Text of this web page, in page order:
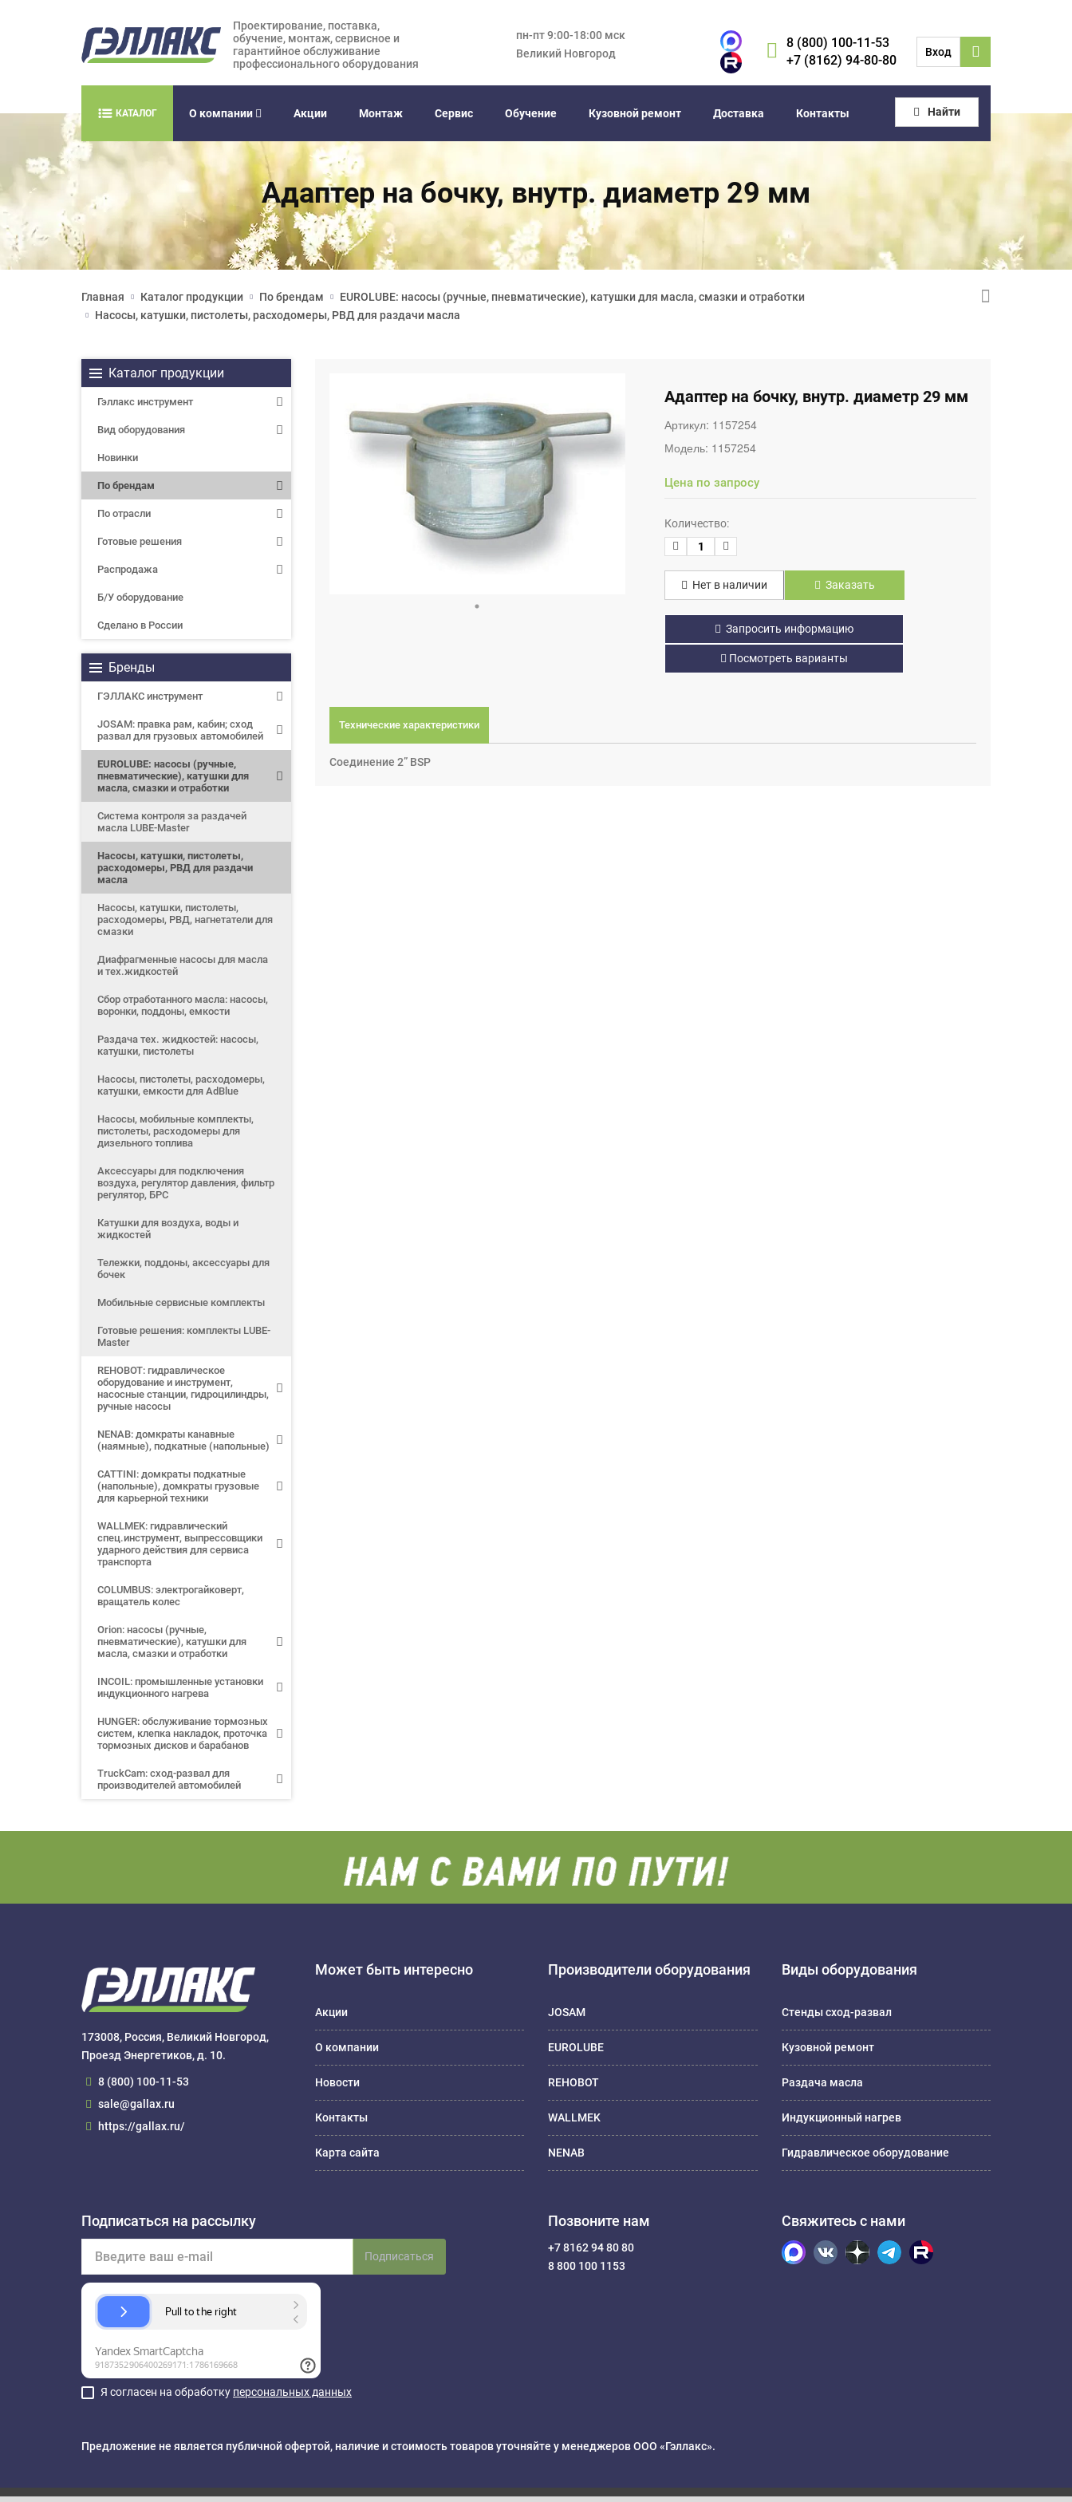
Проектирование, поставка,
обучение, монтаж, сервисное и
гарантийное обслуживание
профессионального оборудования
пн-пт 9:00-18:00 мск
Великий Новгород
8 (800) 100-11-53
+7 (8162) 94-80-80
Вход
КАТАЛОГ О компании Акции Монтаж Сервис Обучение Кузовной ремонт Доставка Контакты Найти
Адаптер на бочку, внутр. диаметр 29 мм
Главная Каталог продукции По брендам
EUROLUBE: насосы (ручные, пневматические), катушки для масла, смазки и отработки
Насосы, катушки, пистолеты, расходомеры, РВД для раздачи масла
Каталог продукции
Гэллакс инструмент
Вид оборудования
Новинки
По брендам
По отрасли
Готовые решения
Распродажа
Б/У оборудование
Сделано в России
Бренды
ГЭЛЛАКС инструмент
JOSAM: правка рам, кабин; сход
развал для грузовых автомобилей
EUROLUBE: насосы (ручные,
пневматические), катушки для
масла, смазки и отработки
Система контроля за раздачей
масла LUBE-Master
Насосы, катушки, пистолеты,
расходомеры, РВД для раздачи
масла
Насосы, катушки, пистолеты,
расходомеры, РВД, нагнетатели для
смазки
Диафрагменные насосы для масла
и тех.жидкостей
Сбор отработанного масла: насосы,
воронки, поддоны, емкости
Раздача тех. жидкостей: насосы,
катушки, пистолеты
Насосы, пистолеты, расходомеры,
катушки, емкости для AdBlue
Насосы, мобильные комплекты,
пистолеты, расходомеры для
дизельного топлива
Аксессуары для подключения
воздуха, регулятор давления, фильтр
регулятор, БРС
Катушки для воздуха, воды и
жидкостей
Тележки, поддоны, аксессуары для
бочек
Мобильные сервисные комплекты
Готовые решения: комплекты LUBE-
Master
REHOBOT: гидравлическое
оборудование и инструмент,
насосные станции, гидроцилиндры,
ручные насосы
NENAB: домкраты канавные
(наямные), подкатные (напольные)
CATTINI: домкраты подкатные
(напольные), домкраты грузовые
для карьерной техники
WALLMEK: гидравлический
спец.инструмент, выпрессовщики
ударного действия для сервиса
транспорта
COLUMBUS: электрогайковерт,
вращатель колес
Orion: насосы (ручные,
пневматические), катушки для
масла, смазки и отработки
INCOIL: промышленные установки
индукционного нагрева
HUNGER: обслуживание тормозных
систем, клепка накладок, проточка
тормозных дисков и барабанов
TruckCam: сход-развал для
производителей автомобилей
Адаптер на бочку, внутр. диаметр 29 мм
Артикул: 1157254
Модель: 1157254
Цена по запросу
Количество:
Нет в наличии Заказать
Запросить информацию
Посмотреть варианты
Технические характеристики
Соединение 2” BSP
173008, Россия, Великий Новгород,
Проезд Энергетиков, д. 10.
8 (800) 100-11-53
sale@gallax.ru
https://gallax.ru/
Может быть интересно
Акции
О компании
Новости
Контакты
Карта сайта
Производители оборудования
JOSAM
EUROLUBE
REHOBOT
WALLMEK
NENAB
Виды оборудования
Стенды сход-развал
Кузовной ремонт
Раздача масла
Индукционный нагрев
Гидравлическое оборудование
Подписаться на рассылку
Подписаться
Я согласен на обработку персональных данных
Позвоните нам
+7 8162 94 80 80
8 800 100 1153
Свяжитесь с нами
Предложение не является публичной офертой, наличие и стоимость товаров уточняйте у менеджеров ООО «Гэллакс».